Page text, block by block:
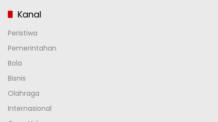
Kanal
Peristiwa
Pemerintahan
Bola
Bisnis
Olahraga
Internasional